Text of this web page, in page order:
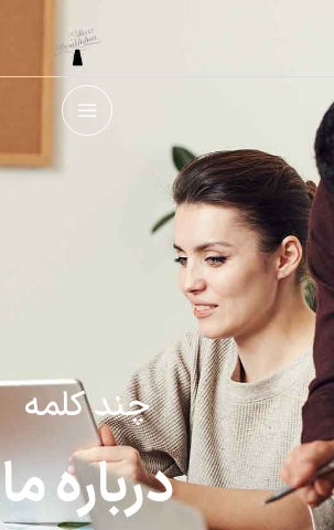
چند کلمه
درباره ما